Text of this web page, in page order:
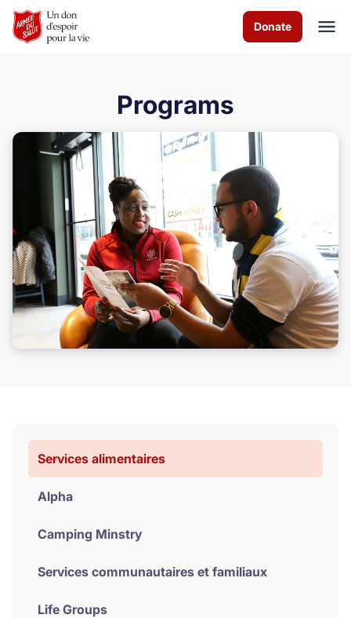
Skip to Main Content
Donate
Services de culte
Les programmes
Actualités
Comment vous pouvez aider
Nous contacter
Volunteer
Programs
Services alimentaires
Alpha
Camping Minstry
Services communautaires et familiaux
Life Groups